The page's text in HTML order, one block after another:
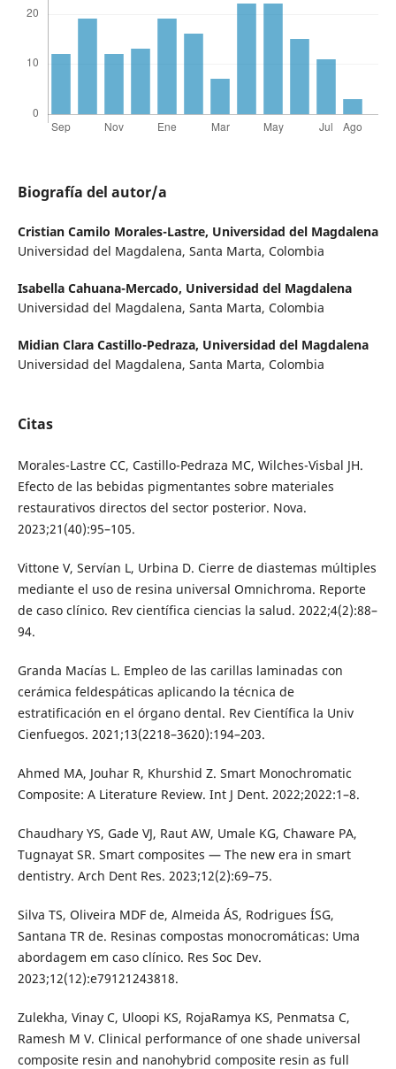
Biografía del autor/a
Cristian Camilo Morales-Lastre, Universidad del Magdalena
Universidad del Magdalena, Santa Marta, Colombia
Isabella Cahuana-Mercado, Universidad del Magdalena
Universidad del Magdalena, Santa Marta, Colombia
Midian Clara Castillo-Pedraza, Universidad del Magdalena
Universidad del Magdalena, Santa Marta, Colombia
Citas
Morales-Lastre CC, Castillo-Pedraza MC, Wilches-Visbal JH.
Efecto de las bebidas pigmentantes sobre materiales
restaurativos directos del sector posterior. Nova.
2023;21(40):95–105.
Vittone V, Servían L, Urbina D. Cierre de diastemas múltiples
mediante el uso de resina universal Omnichroma. Reporte
de caso clínico. Rev científica ciencias la salud. 2022;4(2):88–
94.
Granda Macías L. Empleo de las carillas laminadas con
cerámica feldespáticas aplicando la técnica de
estratificación en el órgano dental. Rev Científica la Univ
Cienfuegos. 2021;13(2218–3620):194–203.
Ahmed MA, Jouhar R, Khurshid Z. Smart Monochromatic
Composite: A Literature Review. Int J Dent. 2022;2022:1–8.
Chaudhary YS, Gade VJ, Raut AW, Umale KG, Chaware PA,
Tugnayat SR. Smart composites — The new era in smart
dentistry. Arch Dent Res. 2023;12(2):69–75.
Silva TS, Oliveira MDF de, Almeida ÁS, Rodrigues ÍSG,
Santana TR de. Resinas compostas monocromáticas: Uma
abordagem em caso clínico. Res Soc Dev.
2023;12(12):e79121243818.
Zulekha, Vinay C, Uloopi KS, RojaRamya KS, Penmatsa C,
Ramesh M V. Clinical performance of one shade universal
composite resin and nanohybrid composite resin as full